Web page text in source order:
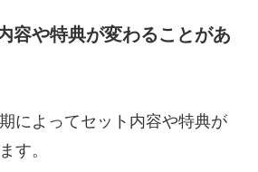
容や特典が変わることがあ
によってセット内容や特典が
す。